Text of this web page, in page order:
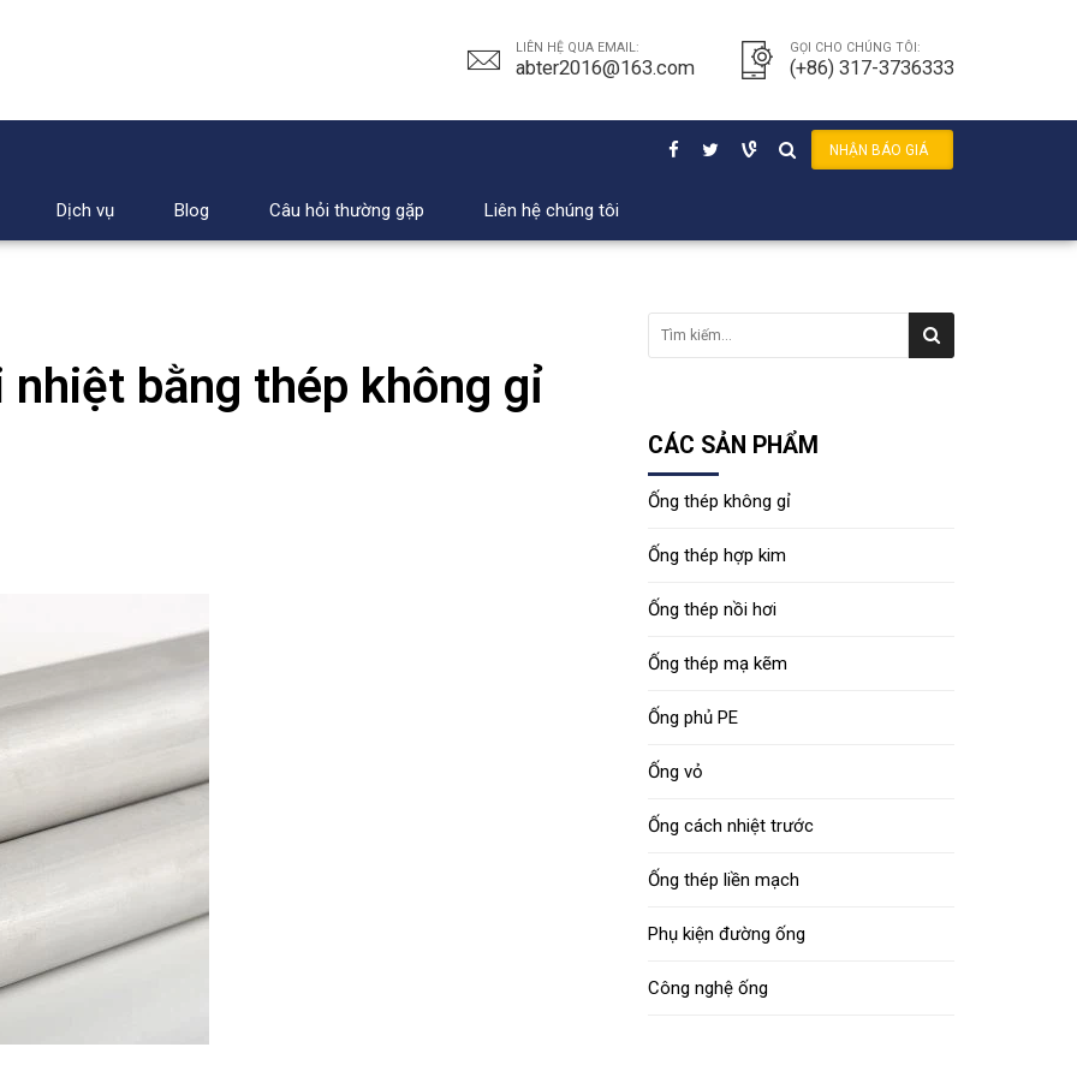
LIÊN HỆ QUA EMAIL:
abter2016@163.com
GỌI CHO CHÚNG TÔI:
(+86) 317-3736333
NHẬN BÁO GIÁ
Dịch vụ Blog Câu hỏi thường gặp Liên hệ chúng tôi
bằng thép không gỉ
CÁC SẢN PHẨM
Ống thép không gỉ
Ống thép hợp kim
Ống thép nồi hơi
Ống thép mạ kẽm
Ống phủ PE
Ống vỏ
Ống cách nhiệt trước
Ống thép liền mạch
Phụ kiện đường ống
Công nghệ ống